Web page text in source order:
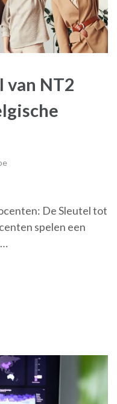
van NT2
De Sleutel tot
spelen een